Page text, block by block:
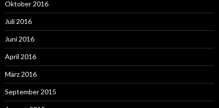
Oktober 2016
Juli 2016
Juni 2016
April 2016
März 2016
September 2015